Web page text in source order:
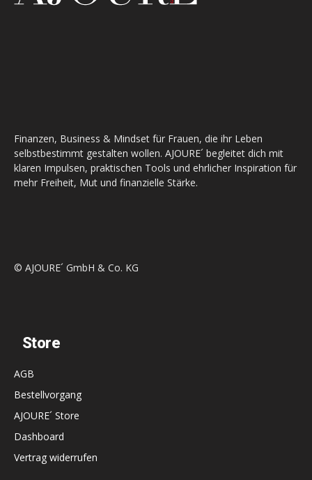
Finanzen, Business & Mindset für Frauen, die ihr Leben
selbstbestimmt gestalten wollen. AJOURE´ begleitet dich mit
klaren Impulsen, praktischen Tools und ehrlicher Inspiration für
mehr Freiheit, Mut und finanzielle Stärke.
© AJOURE´ GmbH & Co. KG
Store
AGB
Bestellvorgang
AJOURE´ Store
Dashboard
Vertrag widerrufen